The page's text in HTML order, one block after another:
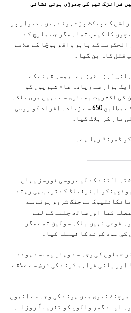
فرانزک ٹیم کی چھوڑی ہوئی نشانی
کے پیکٹ پڑے ہوئے ہیں۔ دیوار پر
کا کیمپ تھا۔ مگر جب مارچ کے
کے باہر واقع بوچّا کے علاقے
قتل گاہ بن گیا۔
لرزہ خیز ہے۔ روسی قبضے کے
ہزار سے زیادہ عام شہریوں کو
کی اکثریت بمباری سے نہیں مری بلکہ
ایک سینیئر پولیس افسر کے مطابق 650 سے زیادہ افراد کو روسی
مار کر ہلاک کیا۔
ڈھونڈ رہا ہے۔
الٹنے کے لیے روسی فورسز یہاں
ایئرفیلڈ کے قریب ہی رہتے
نے جنگ شروع ہونے سے
کیا اور ساتھ چلنے کے لیے
فوجی نہیں بلکہ سولین تھے مگر
کی مدد کرنے کا فیصلہ کیا۔
حملوں کی وجہ سے وہاں پھنسے ہوئے
پانی فراہم کرنے کی غرض سے علاقے
تھی اور مرچنٹ نیوی میں ہونے کی وجہ سے انھوں
اپنے گھر والوں کو تقریباً روزانہ